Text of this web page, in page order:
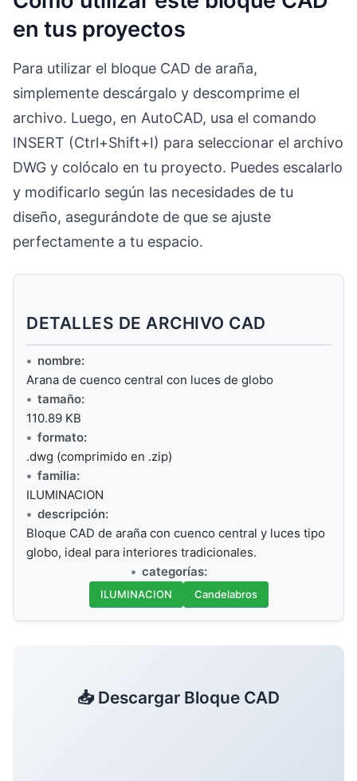
en tus proyectos
Para utilizar el bloque CAD de araña,
simplemente descárgalo y descomprime el
archivo. Luego, en AutoCAD, usa el comando
INSERT (Ctrl+Shift+I) para seleccionar el archivo
DWG y colócalo en tu proyecto. Puedes escalarlo
y modificarlo según las necesidades de tu
diseño, asegurándote de que se ajuste
perfectamente a tu espacio.
DETALLES DE ARCHIVO CAD
nombre:
Arana de cuenco central con luces de globo
tamaño:
110.89 KB
formato:
.dwg (comprimido en .zip)
familia:
ILUMINACION
descripción:
Bloque CAD de araña con cuenco central y luces tipo
globo, ideal para interiores tradicionales.
categorías:
ILUMINACION Candelabros
📥 Descargar Bloque CAD